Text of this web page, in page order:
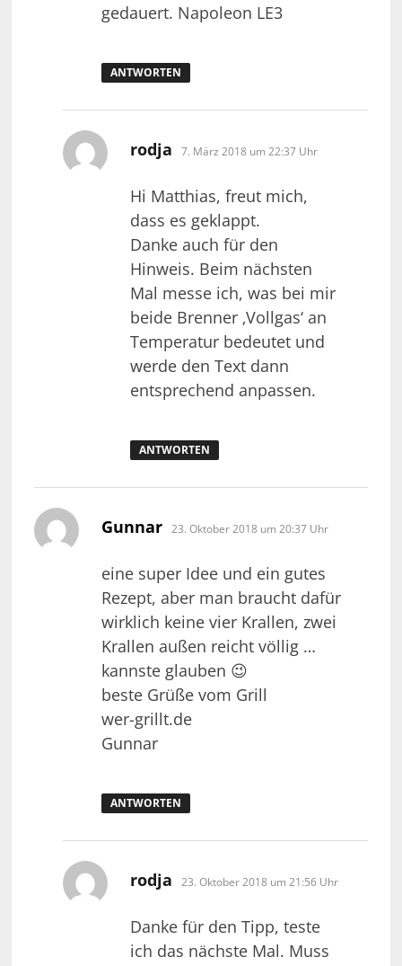
gedauert. Napoleon LE3
ANTWORTEN
rodja sagt:
7. März 2018 um 22:37 Uhr
Hi Matthias, freut mich,
dass es geklappt.
Danke auch für den
Hinweis. Beim nächsten
Mal messe ich, was bei mir
beide Brenner ‚Vollgas‘ an
Temperatur bedeutet und
werde den Text dann
entsprechend anpassen.
ANTWORTEN
Gunnar sagt:
23. Oktober 2018 um 20:37 Uhr
eine super Idee und ein gutes
Rezept, aber man braucht dafür
wirklich keine vier Krallen, zwei
Krallen außen reicht völlig …
kannste glauben 😉
beste Grüße vom Grill
wer-grillt.de
Gunnar
ANTWORTEN
rodja sagt:
23. Oktober 2018 um 21:56 Uhr
Danke für den Tipp, teste
ich das nächste Mal. Muss